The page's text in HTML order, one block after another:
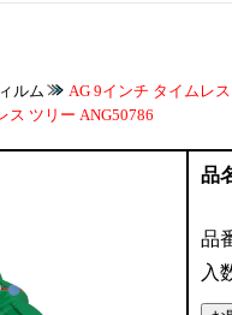
ルム
AG 9インチ タイムレ
ス ツリー ANG50786
品
品
入